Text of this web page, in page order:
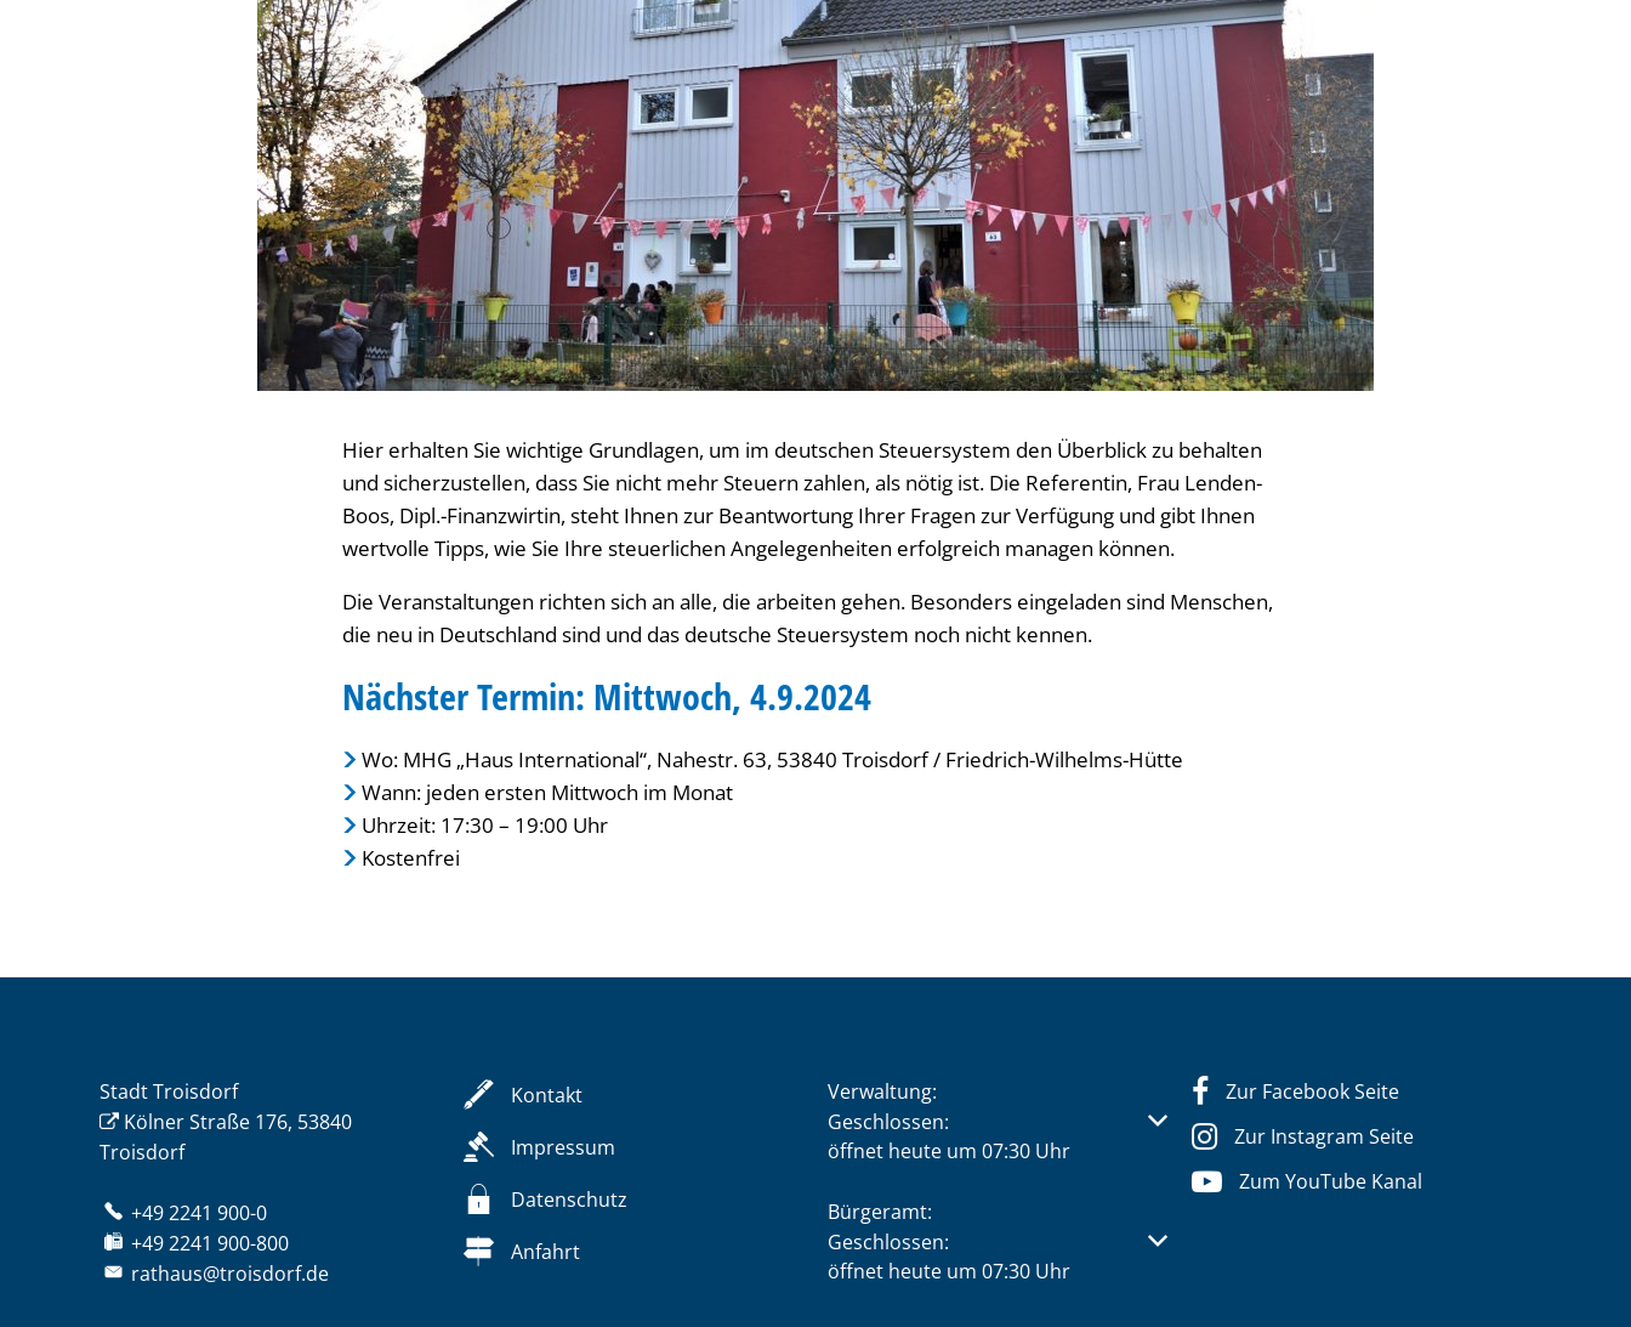
Hier erhalten Sie wichtige Grundlagen, um im deutschen Steuersystem den Überblick zu behalten
und sicherzustellen, dass Sie nicht mehr Steuern zahlen, als nötig ist. Die Referentin, Frau Lenden-
Boos, Dipl.-Finanzwirtin, steht Ihnen zur Beantwortung Ihrer Fragen zur Verfügung und gibt Ihnen
wertvolle Tipps, wie Sie Ihre steuerlichen Angelegenheiten erfolgreich managen können.
Die Veranstaltungen richten sich an alle, die arbeiten gehen. Besonders eingeladen sind Menschen,
die neu in Deutschland sind und das deutsche Steuersystem noch nicht kennen.
Nächster Termin: Mittwoch, 4.9.2024
Wo: MHG „Haus International“, Nahestr. 63, 53840 Troisdorf / Friedrich-Wilhelms-Hütte
Wann: jeden ersten Mittwoch im Monat
Uhrzeit: 17:30 – 19:00 Uhr
Kostenfrei
Stadt Troisdorf
Kölner Straße 176, 53840
Troisdorf
+49 2241 900-0
+49 2241 900-800
rathaus@troisdorf.de
Kontakt
Impressum
Datenschutz
Anfahrt
Verwaltung:
Klicken, um weitere Öffnungs- oder Schließzeiten auszublenden
Geschlossen:
öffnet heute um 07:30 Uhr
Bürgeramt:
Klicken, um weitere Öffnungs- oder Schließzeiten auszublenden
Geschlossen:
öffnet heute um 07:30 Uhr
Zur Facebook Seite
Zur Instagram Seite
Zum YouTube Kanal